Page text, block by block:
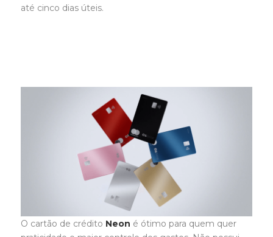
até cinco dias úteis.
O cartão de crédito Neon é ótimo para quem quer